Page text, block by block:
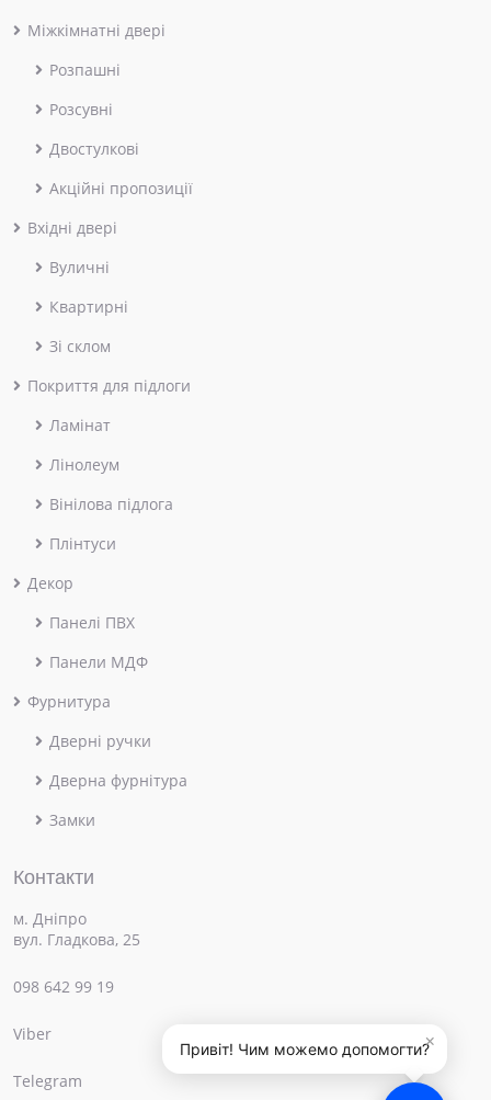
×
Привіт! Чим можемо допомогти?
Міжкімнатні двері
Розпашні
Розсувні
Двостулкові
Акційні пропозиції
Вхідні двері
Вуличні
Квартирні
Зі склом
Покриття для підлоги
Ламінат
Лінолеум
Вінілова підлога
Плінтуси
Декор
Панелі ПВХ
Панели МДФ
Фурнитура
Дверні ручки
Дверна фурнітура
Замки
Контакти
м. Дніпро
вул. Гладкова, 25
098 642 99 19
Viber
Telegram